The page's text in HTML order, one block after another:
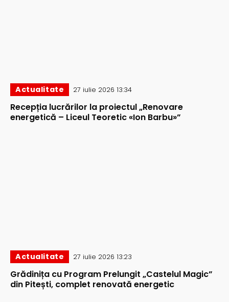
Actualitate 27 iulie 2026 13:34
Recepția lucrărilor la proiectul „Renovare
energetică – Liceul Teoretic «Ion Barbu»”
Actualitate 27 iulie 2026 13:23
Grădinița cu Program Prelungit „Castelul Magic”
din Pitești, complet renovată energetic